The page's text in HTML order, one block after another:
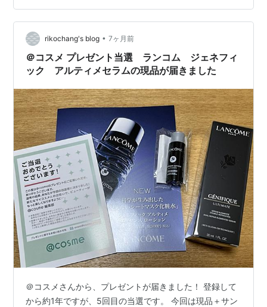
試していると・・・ビシッと決めた男性店員さんが近づ
いてきました。何か買わされそうな雰…
rikochang's blog • 7ヶ月前
＠コスメ プレゼント当選 ランコム ジェネフィ
ック アルティメセラムの現品が届きました
＠コスメさんから、プレゼントが届きました！ 登録して
から約1年ですが、5回目の当選です。 今回は現品＋サン